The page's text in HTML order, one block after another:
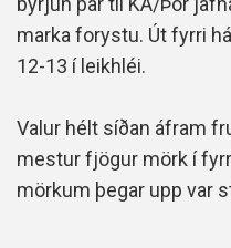
marka forystu. Út fyrri
12-13 í leikhléi.
Valur hélt síðan áfram
mestur fjögur mörk í
mörkum þegar upp var